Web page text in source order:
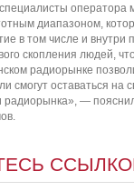
диапазоном,
в том числе и внутри
скопления людей,
радиорынке
смогут оставаться на
—